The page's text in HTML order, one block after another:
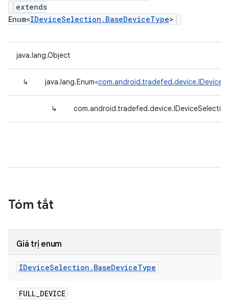
extends
Enum<IDeviceSelection.BaseDeviceType>
java.lang.Object
↳ java.lang.Enum<
↳
Tóm tắt
Giá trị enum
IDeviceSelection . BaseDeviceType
FULL_DEVICE